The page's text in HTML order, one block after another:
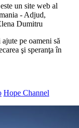
un site web al
- Adjud,
Dumitru
pe oameni să
şi speranţa în
Hope Channel